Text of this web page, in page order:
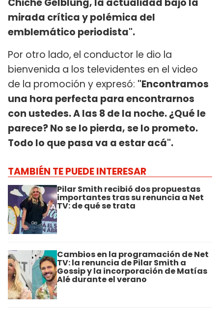
mirada crítica y polémica del
emblemático periodista".
Por otro lado, el conductor le dio la
bienvenida a los televidentes en el video
de la promoción y expresó: "Encontramos
una hora perfecta para encontrarnos
con ustedes. A las 8 de la noche. ¿Qué le
parece? No se lo pierda, se lo prometo.
Todo lo que pasa va a estar acá".
TAMBIÉN TE PUEDE INTERESAR
Pilar Smith recibió dos propuestas
importantes tras su renuncia a Net
TV: de qué se trata
Cambios en la programación de Net
TV: la renuncia de Pilar Smith a
Gossip y la incorporación de Matías
Alé durante el verano